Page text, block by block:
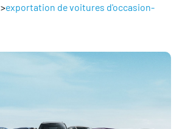
>exportation de voitures d'occasion-